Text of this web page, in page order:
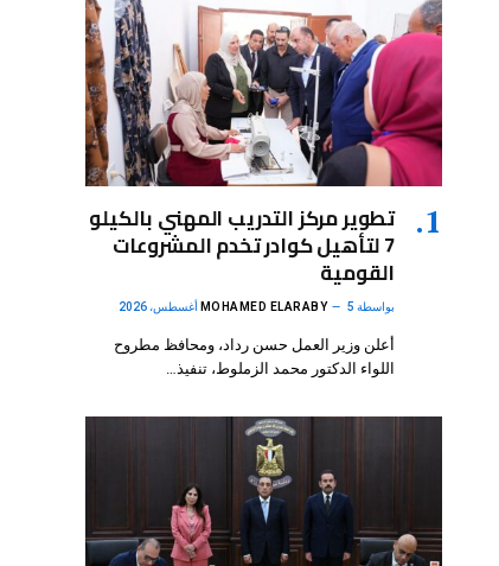
تطوير مركز التدريب المهني بالكيلو
7 لتأهيل كوادر تخدم المشروعات
القومية
بواسطة MOHAMED ELARABY 5 أغسطس، 2026
أعلن وزير العمل حسن رداد، ومحافظ مطروح
اللواء الدكتور محمد الزملوط، تنفيذ…